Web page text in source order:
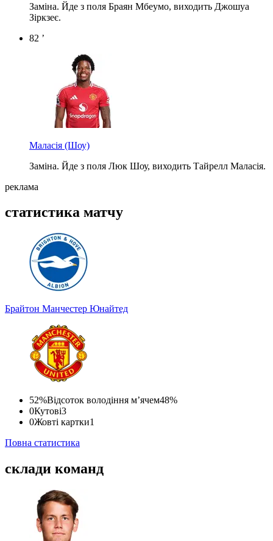
Заміна. Йде з поля Браян Мбеумо, виходить Джошуа
Зіркзеє.
82 ’
Маласія (Шоу)
Заміна. Йде з поля Люк Шоу, виходить Тайрелл Маласія.
реклама
статистика матчу
Брайтон Манчестер Юнайтед
52%Відсоток володіння м’ячем48%
0Кутові3
0Жовті картки1
Повна статистика
склади команд